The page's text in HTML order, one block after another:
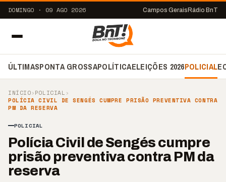
DOMINGO · 09 AGO 2026 Campos Gerais Rádio BnT
ÚLTIMASPONTA GROSSAPOLÍTICAELEIÇÕES 2026POLICIAL
INÍCIO›POLICIAL ›
POLÍCIA CIVIL DE SENGÉS CUMPRE PRISÃO PREVENTIVA CONTRA
PM DA RESERVA
POLICIAL
Polícia Civil de Sengés cumpre
prisão preventiva contra PM da
reserva